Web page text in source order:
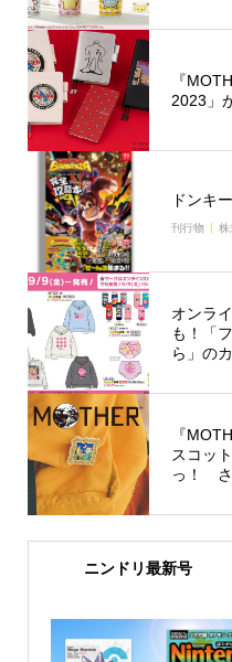
『
2023」
ドンキ
刊行物 株
オンラ
も！「
ら」の
『
スコッ
っ！ さ
ニンドリ最新号